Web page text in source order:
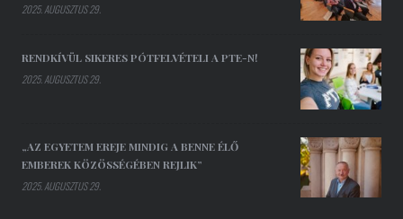
2025. AUGUSZTUS 29.
RENDKÍVÜL SIKERES PÓTFELVÉTELI A PTE-N!
2025. AUGUSZTUS 29.
„AZ EGYETEM EREJE MINDIG A BENNE ÉLŐ
EMBEREK KÖZÖSSÉGÉBEN REJLIK”
2025. AUGUSZTUS 29.